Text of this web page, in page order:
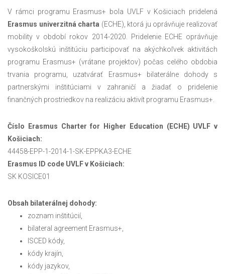
V rámci programu Erasmus+ bola UVLF v Košiciach pridelená
Erasmus univerzitná charta (ECHE), ktorá ju oprávňuje realizovať
mobility v období rokov 2014-2020. Pridelenie ECHE oprávňuje
vysokoškolskú inštitúciu participovať na akýchkoľvek aktivitách
programu Erasmus+ (vrátane projektov) počas celého obdobia
trvania programu, uzatvárať Erasmus+ bilaterálne dohody s
partnerskými inštitúciami v zahraničí a žiadať o pridelenie
finančných prostriedkov na realizáciu aktivít programu Erasmus+.
Číslo Erasmus Charter for Higher Education (ECHE) UVLF v
Košiciach:
44458-EPP-1-2014-1-SK-EPPKA3-ECHE
Erasmus ID code UVLF v Košiciach:
SK KOSICE01
Obsah bilaterálnej dohody:
zoznam inštitúcií,
bilateral agreement Erasmus+,
ISCED kódy,
kódy krajín,
kódy jazykov,